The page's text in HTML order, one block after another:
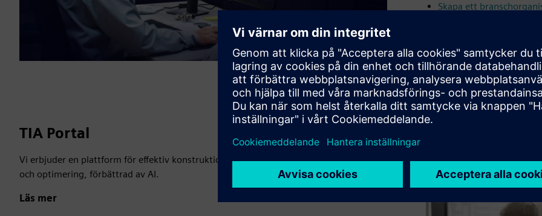
Skapa ett
TIA Portal
Vi erbjuder en plattform för effektiv konstruktion — från utveckling till idrifttagning
och optimering, förbättrad av AI.
Läs mer